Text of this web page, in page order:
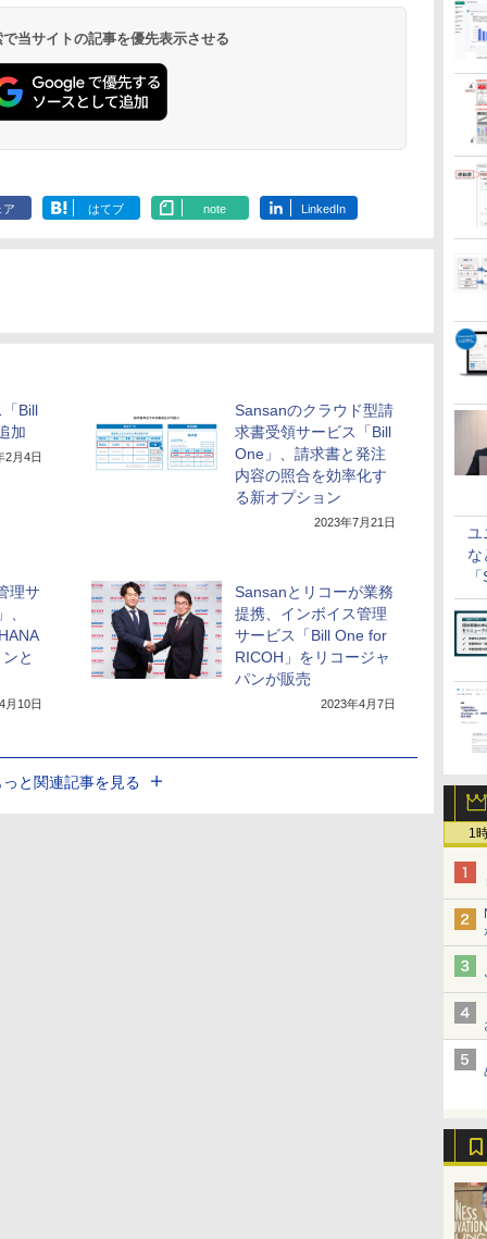
ユ
な
に
1
当サイトの記事を優先表示させる
ア はてブ note LinkedIn
Bill
加
2月4日
Sansanのクラウド型請
求書受領サービス「Bill
One」、請求書と発注
内容の照合を効率化す
る新オプション
2023年7月21日
理サ
、
と
月10日
Sansanとリコーが業務
提携、インボイス管理
サービス「Bill One for
RICOH」をリコージャ
パンが販売
2023年4月7日
と関連記事を見る